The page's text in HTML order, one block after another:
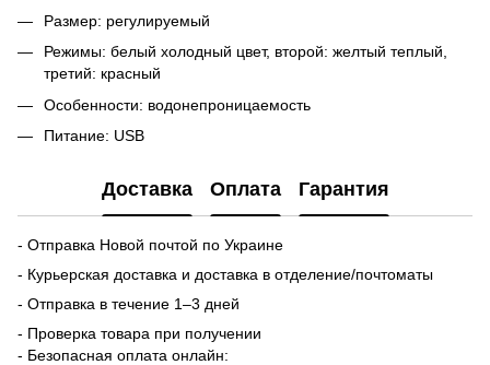
Размер: регулируемый
Режимы: белый холодный цвет, второй: желтый теплый,
третий: красный
Особенности: водонепроницаемость
Питание: USB
Доставка Оплата Гарантия
- Отправка Новой почтой по Украине
- Курьерская доставка и доставка в отделение/почтоматы
- Отправка в течение 1–3 дней
- Проверка товара при получении
- Безопасная оплата онлайн: